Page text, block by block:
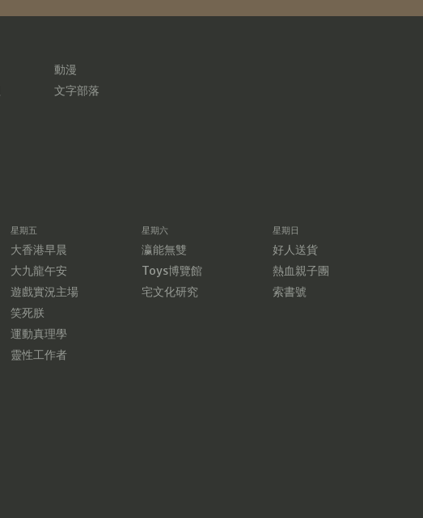
動漫
文字部落
星期五
大香港早晨
大九龍午安
遊戲實況主場
笑死朕
運動真理學
靈性工作者
星期六
瀛能無雙
Toys博覽館
宅文化研究
星期日
好人送貨
熱血親子團
索書號